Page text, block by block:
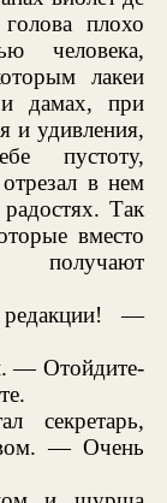
плохо
человека,
лакеи
дамах, при
и удивления,
пустоту,
в нем
Так
вместо
получают
—
— Отойдите-
секретарь,
— Очень